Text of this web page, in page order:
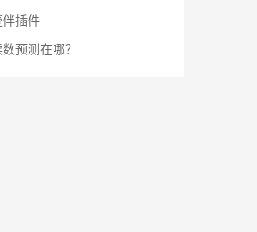
插件
预测在哪？